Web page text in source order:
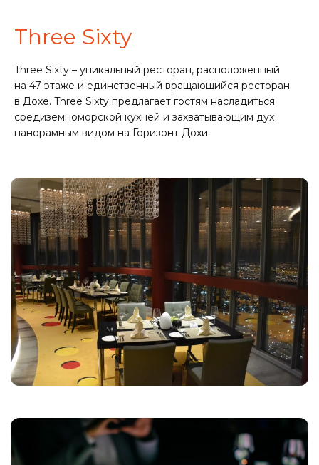
Three Sixty
Three Sixty – уникальный ресторан, расположенный
на 47 этаже и единственный вращающийся ресторан
в Дохе. Three Sixty предлагает гостям насладиться
средиземноморской кухней и захватывающим дух
панорамным видом на Горизонт Дохи.